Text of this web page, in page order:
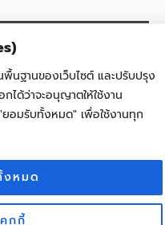
พื้นฐานของเว็บไซต์ และปรับปรุง
ด้ว่าจะอนุญาตให้ใช้งาน
อมรับทั้งหมด" เพื่อใช้งานทุก
กกี้
งหมด
นรู้ด้วยเทคโนโลยี | KRUDEVTECH